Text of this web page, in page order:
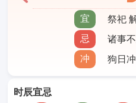
宜
祭祀
忌
诸事
冲
狗日
时辰宜忌